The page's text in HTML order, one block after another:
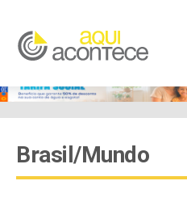
Brasil/Mundo